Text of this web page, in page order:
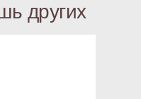
других